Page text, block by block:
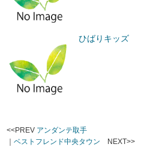
ひばりキッズ
<<PREV アンダンテ取手
｜ベストフレンド中央タウン NEXT>>